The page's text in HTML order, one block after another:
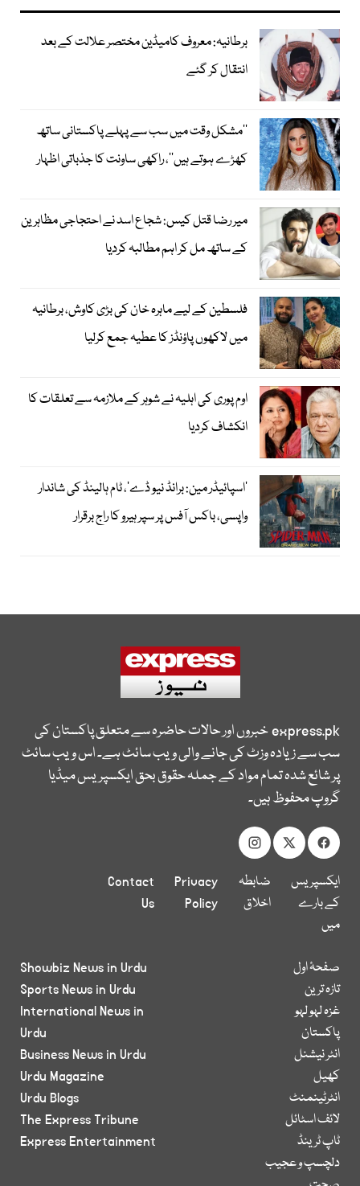
برطانیہ: معروف کامیڈین مختصر علالت کے بعد
انتقال کر گئے
’’مشکل وقت میں سب سے پہلے پاکستانی ساتھ
کھڑے ہوتے ہیں‘‘، راکھی ساونت کا جذباتی اظہار
میر رضا قتل کیس: شجاع اسد نے احتجاجی مظاہرین
کے ساتھ مل کر اہم مطالبہ کردیا
فلسطین کے لیے ماہرہ خان کی بڑی کاوش، برطانیہ
میں لاکھوں پاؤنڈز کا عطیہ جمع کرلیا
اوم پوری کی اہلیہ نے شوہر کے ملازمہ سے تعلقات کا
انکشاف کردیا
’اسپائیڈر مین: برانڈ نیو ڈے‘، ٹام ہالینڈ کی شاندار
واپسی، باکس آفس پر سپر ہیرو کا راج برقرار
express.pkخبروں اور حالات حاضرہ سے متعلق پاکستان کی
سب سے زیادہ وزٹ کی جانے والی ویب سائٹ ہے۔ اس ویب سائٹ
پر شائع شدہ تمام مواد کے جملہ حقوق بحق ایکسپریس میڈیا
گروپ محفوظ ہیں۔
ایکسپریس
کے بارے
میں
ضابطہ
اخلاق
Privacy
Policy
Contact
Us
صفحۂ اول
تازہ ترین
غزہ لہو لہو
پاکستان
انٹر نیشنل
کھیل
انٹرٹینمنٹ
لائف اسٹائل
ٹاپ ٹرینڈ
دلچسپ و عجیب
Showbiz News in Urdu
Sports News in Urdu
International News in
Urdu
Business News in Urdu
Urdu Magazine
Urdu Blogs
The Express Tribune
Express Entertainment